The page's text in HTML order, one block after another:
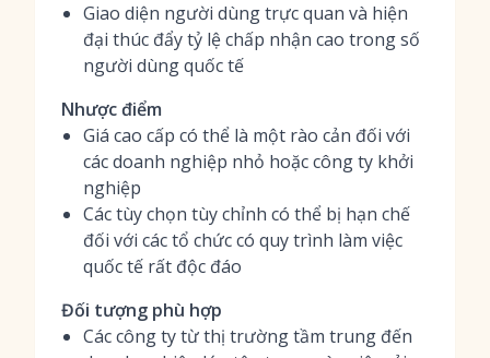
Giao diện người dùng trực quan và hiện
đại thúc đẩy tỷ lệ chấp nhận cao trong số
người dùng quốc tế
Nhược điểm
Giá cao cấp có thể là một rào cản đối với
các doanh nghiệp nhỏ hoặc công ty khởi
nghiệp
Các tùy chọn tùy chỉnh có thể bị hạn chế
đối với các tổ chức có quy trình làm việc
quốc tế rất độc đáo
Đối tượng phù hợp
Các công ty từ thị trường tầm trung đến